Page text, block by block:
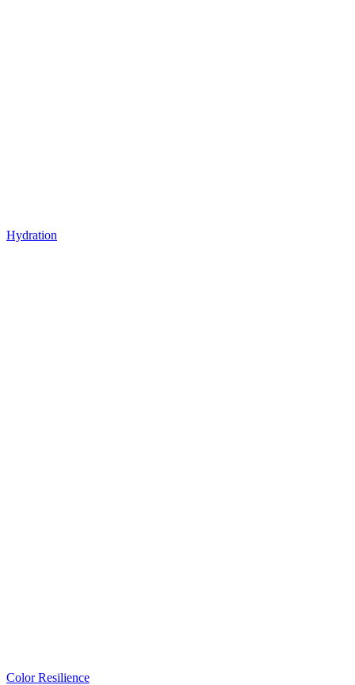
Hydration
Color Resilience